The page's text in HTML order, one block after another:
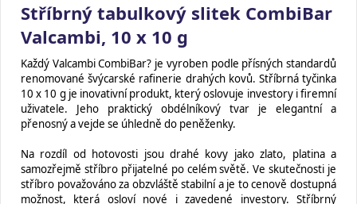
Stříbrný tabulkový slitek CombiBar
Valcambi, 10 x 10 g
Každý Valcambi CombiBar? je vyroben podle přísných standardů
renomované švýcarské rafinerie drahých kovů. Stříbrná tyčinka
10 x 10 g je inovativní produkt, který oslovuje investory i firemní
uživatele. Jeho praktický obdélníkový tvar je elegantní a
přenosný a vejde se úhledně do peněženky.
Na rozdíl od hotovosti jsou drahé kovy jako zlato, platina a
samozřejmě stříbro přijatelné po celém světě. Ve skutečnosti je
stříbro považováno za obzvláště stabilní a je to cenově dostupná
možnost, která osloví nové i zavedené investory. Stříbrný